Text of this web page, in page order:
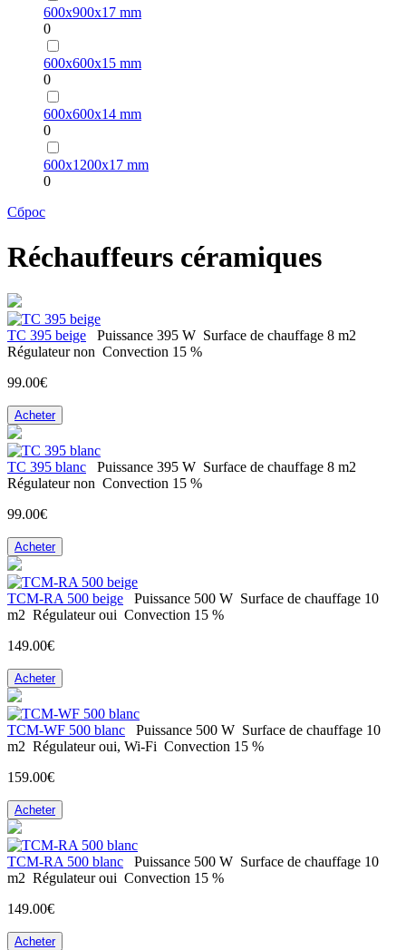
600х900х17 mm
0
600х600х15 mm
0
600х600х14 mm
0
600х1200х17 mm
0
Сброс
Réchauffeurs céramiques
TC 395 beige Puissance 395 W Surface de chauffage 8 m2
Régulateur non Convection 15 %
99.00€
Acheter
TC 395 blanc Puissance 395 W Surface de chauffage 8 m2
Régulateur non Convection 15 %
99.00€
Acheter
TCM-RA 500 beige Puissance 500 W Surface de chauffage 10
m2 Régulateur oui Convection 15 %
149.00€
Acheter
TCM-WF 500 blanc Puissance 500 W Surface de chauffage 10
m2 Régulateur oui, Wi-Fi Convection 15 %
159.00€
Acheter
ТСM-RA 500 blanc Puissance 500 W Surface de chauffage 10
m2 Régulateur oui Convection 15 %
149.00€
Acheter